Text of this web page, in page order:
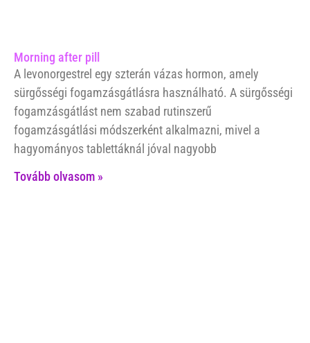
Morning after pill
A levonorgestrel egy szterán vázas hormon, amely
sürgősségi fogamzásgátlásra használható. A sürgősségi
fogamzásgátlást nem szabad rutinszerű
fogamzásgátlási módszerként alkalmazni, mivel a
hagyományos tablettáknál jóval nagyobb
Tovább olvasom »